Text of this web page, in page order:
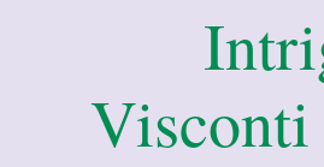
Visconti